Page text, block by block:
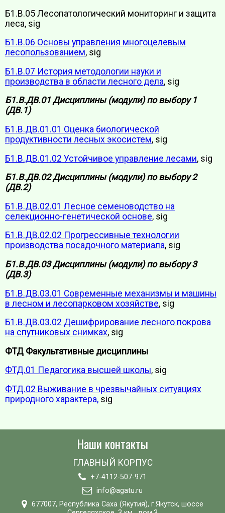
Б1.В.05 Лесопатологический мониторинг и защита
леса, sig
Б1.В.06 Основы управления многоцелевым
лесопользованием, sig
Б1.В.07 История методологии науки и
производства в области лесного дела, sig
Б1.В.ДВ.01 Дисциплины (модули) по выбору 1
(ДВ.1)
Б1.В.ДВ.01.01 Оценка биологической
продуктивности лесных экосистем, sig
Б1.В.ДВ.01.02 Устойчивое управление лесами, sig
Б1.В.ДВ.02 Дисциплины (модули) по выбору 2
(ДВ.2)
Б1.В.ДВ.02.01 Лесное семеноводство на
селекционно-генетической основе, sig
Б1.В.ДВ.02.02 Прогрессивные технологии
производства посадочного материала, sig
Б1.В.ДВ.03 Дисциплины (модули) по выбору 3
(ДВ.3)
Б1.В.ДВ.03.01 Современные механизмы и машины
в лесном и лесопарковом хозяйстве, sig
Б1.В.ДВ.03.02 Дешифрирование лесного покрова
на спутниковых снимках, sig
ФТД Факультативные дисциплины
ФТД.01 Педагогика высшей школы, sig
ФТД.02 Выживание в чрезвычайных ситуациях
природного характера, sig
Наши контакты
ГЛАВНЫЙ КОРПУС
+7-4112-507-971
info@agatu.ru
677007, Республика Саха (Якутия), г.Якутск, шоссе